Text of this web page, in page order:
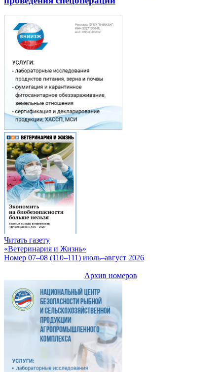
Читать газету
«Ветеринария и Жизнь»
Номер 07–08 (110–111) июль–август 2026
Архив номеров